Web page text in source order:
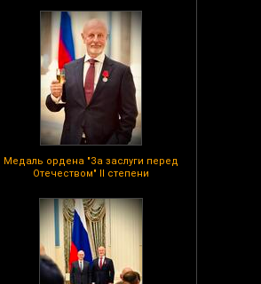
Медаль ордена "За заслуги перед
Отечеством" II степени